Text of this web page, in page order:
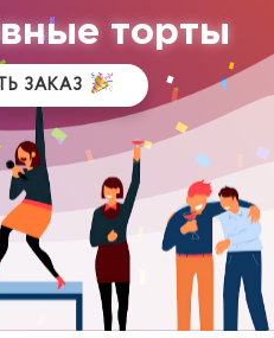
торты
ЗАКАЗ